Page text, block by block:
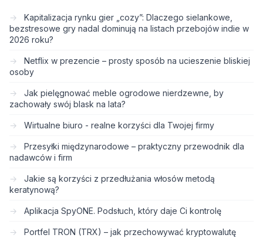
Kapitalizacja rynku gier „cozy”: Dlaczego sielankowe,
bezstresowe gry nadal dominują na listach przebojów indie w
2026 roku?
Netflix w prezencie – prosty sposób na ucieszenie bliskiej
osoby
Jak pielęgnować meble ogrodowe nierdzewne, by
zachowały swój blask na lata?
Wirtualne biuro - realne korzyści dla Twojej firmy
Przesyłki międzynarodowe – praktyczny przewodnik dla
nadawców i firm
Jakie są korzyści z przedłużania włosów metodą
keratynową?
Aplikacja SpyONE. Podsłuch, który daje Ci kontrolę
Portfel TRON (TRX) – jak przechowywać kryptowalutę